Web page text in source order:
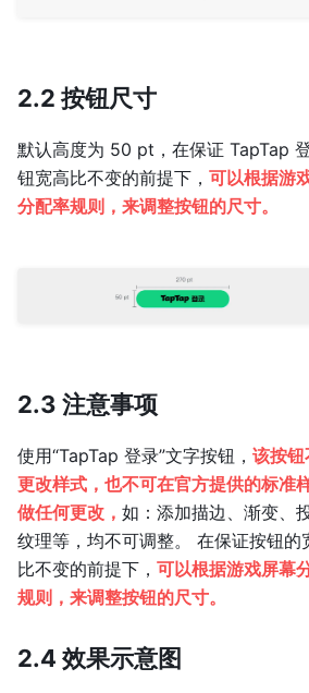
2.2 按钮尺寸
默认高度为 50 pt，在保证 TapTap
钮宽高比不变的前提下， 可以根据游
分配率规则，来调整按钮的尺寸。
2.3 注意事项
使用“TapTap 登录”文字按钮， 该按钮
更改样式，也不可在官方提供的标准
做任何更改， 如：添加描边、渐变、投
纹理等，均不可调整。 在保证按钮的
比不变的前提下， 可以根据游戏屏幕
规则，来调整按钮的尺寸。
2.4 效果示意图